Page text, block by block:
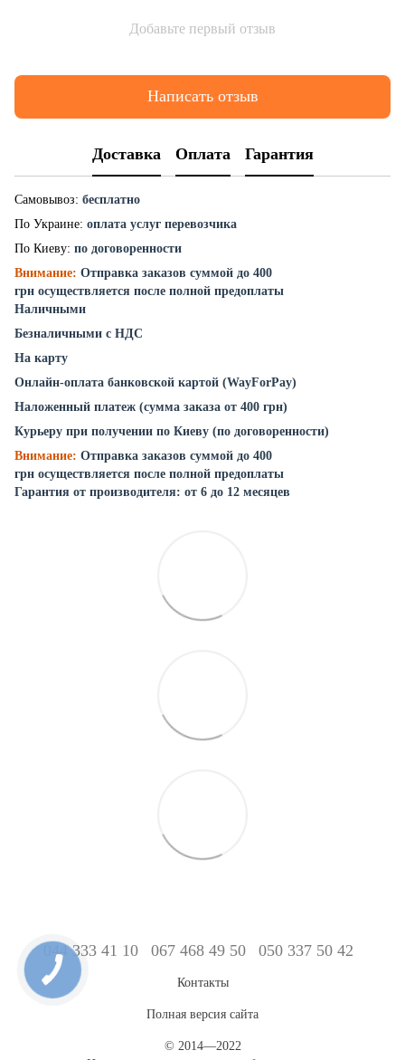
Добавьте первый отзыв
Написать отзыв
Доставка Оплата Гарантия
Самовывоз: бесплатно
По Украине: оплата услуг перевозчика
По Киеву: по договоренности
Внимание: Отправка заказов суммой до 400
грн осуществляется после полной предоплаты
Наличными
Безналичными с НДС
На карту
Онлайн-оплата банковской картой (WayForPay)
Наложенный платеж (сумма заказа от 400 грн)
Курьеру при получении по Киеву (по договоренности)
Внимание: Отправка заказов суммой до 400
грн осуществляется после полной предоплаты
Гарантия от производителя: от 6 до 12 месяцев
044 333 41 10 067 468 49 50 050 337 50 42
Контакты
Полная версия сайта
© 2014—2022